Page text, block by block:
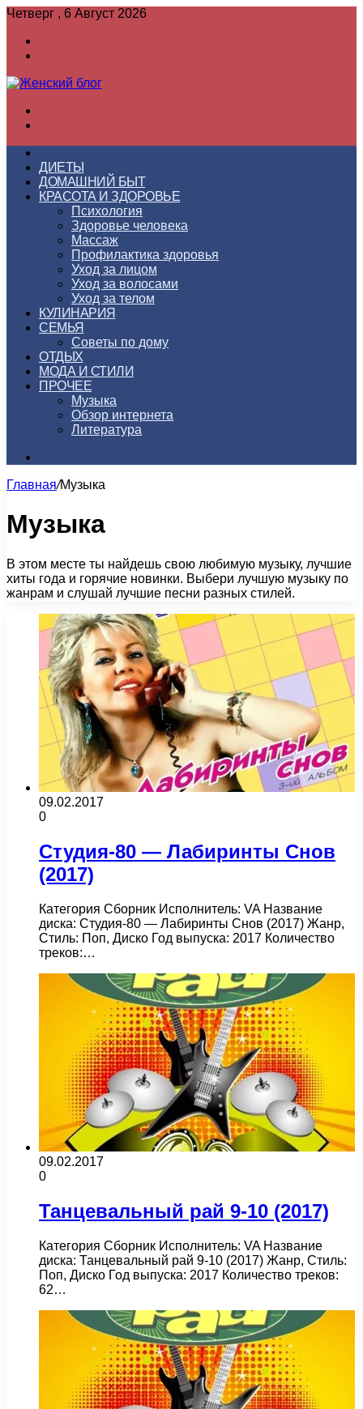
Четверг , 6 Август 2026
ДИЕТЫ
ДОМАШНИЙ БЫТ
КРАСОТА И ЗДОРОВЬЕ
Психология
Здоровье человека
Массаж
Профилактика здоровья
Уход за лицом
Уход за волосами
Уход за телом
КУЛИНАРИЯ
СЕМЬЯ
Советы по дому
ОТДЫХ
МОДА И СТИЛИ
ПРОЧЕЕ
Музыка
Обзор интернета
Литература
Главная/Музыка
Музыка
В этом месте ты найдешь свою любимую музыку, лучшие
хиты года и горячие новинки. Выбери лучшую музыку по
жанрам и слушай лучшие песни разных стилей.
09.02.2017
0
Студия-80 — Лабиринты Cнов
(2017)
Категория Сборник Исполнитель: VA Название
диска: Студия-80 — Лабиринты Cнов (2017) Жанр,
Стиль: Поп, Диско Год выпуска: 2017 Количество
треков:…
09.02.2017
0
Танцевальный рай 9-10 (2017)
Категория Сборник Исполнитель: VA Название
диска: Танцевальный рай 9-10 (2017) Жанр, Стиль:
Поп, Диско Год выпуска: 2017 Количество треков:
62…